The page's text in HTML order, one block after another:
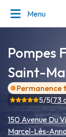
Menu
Pompes
Saint-
Permanence
5/5(73
150 Avenue Du
Marcel-Lès-